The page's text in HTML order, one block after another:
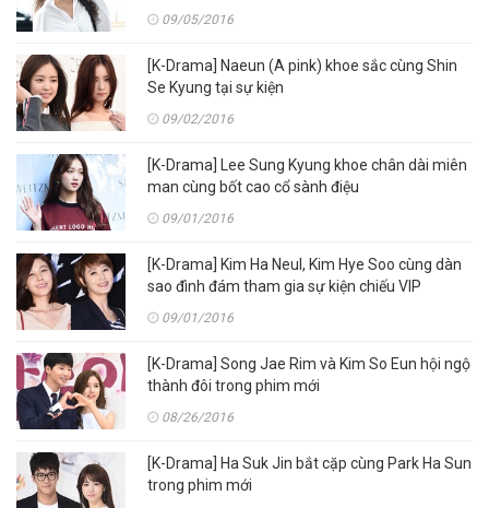
09/05/2016
[K-Drama] Naeun (A pink) khoe sắc cùng Shin
Se Kyung tại sự kiện
09/02/2016
[K-Drama] Lee Sung Kyung khoe chân dài miên
man cùng bốt cao cổ sành điệu
09/01/2016
[K-Drama] Kim Ha Neul, Kim Hye Soo cùng dàn
sao đình đám tham gia sự kiện chiếu VIP
09/01/2016
[K-Drama] Song Jae Rim và Kim So Eun hội ngộ
thành đôi trong phim mới
08/26/2016
[K-Drama] Ha Suk Jin bắt cặp cùng Park Ha Sun
trong phim mới